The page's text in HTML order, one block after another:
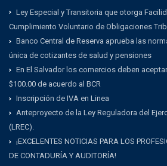
Ley Especial y Transitoria que otorga
Cumplimiento Voluntario de Obligaciones
Banco Central de Reserva aprueba las
única de cotizantes de salud y pensiones
En El Salvador los comercios deben
$100.00 de acuerdo al BCR
Inscripción de IVA en Linea
Anteproyecto de la Ley Reguladora del
(LREC).
¡EXCELENTES NOTICIAS PARA LOS
DE CONTADURÍA Y AUDITORÍA!